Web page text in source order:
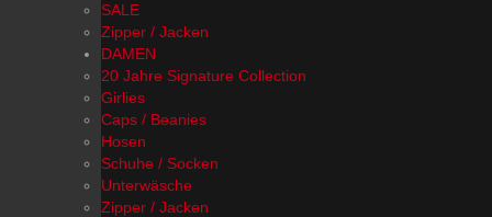
SALE
Zipper / Jacken
DAMEN
20 Jahre Signature Collection
Girlies
Caps / Beanies
Hosen
Schuhe / Socken
Unterwäsche
Zipper / Jacken